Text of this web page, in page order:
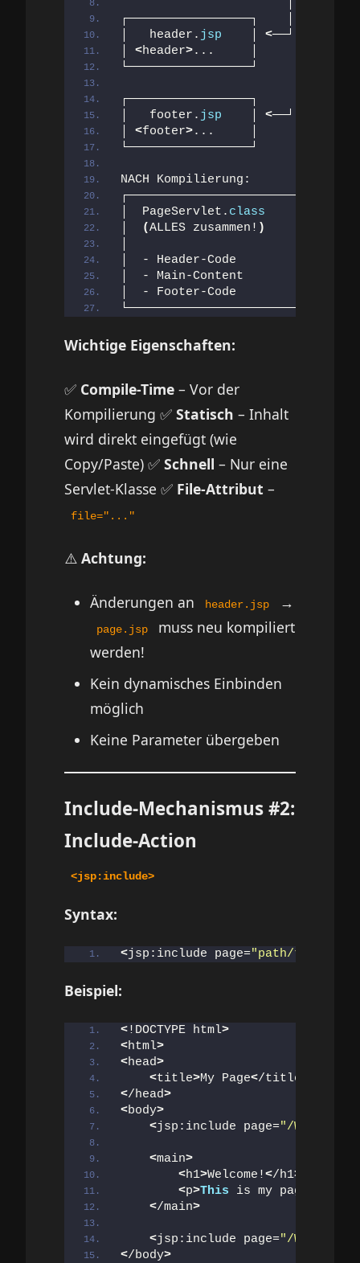
┌─────────────────┐    │
│   header. jsp <──┘
<header>...     │
└─────────────────┘
┌─────────────────┐
│   footer. jsp <──┘
<footer>...     │
└─────────────────┘
NACH Kompilierung:
┌──────────────────────────┐
│  PageServlet. class
(ALLES zusammen! )
│  - Header-Code           │
│  - Main-Content          │
│  - Footer-Code           │
└──────────────────────────┘
Wichtige Eigenschaften:
✅ Compile-Time – Vor der
Kompilierung ✅ Statisch – Inhalt
wird direkt eingefügt (wie
Copy/Paste) ✅ Schnell – Nur eine
Servlet-Klasse ✅ File-Attribut –
file="..."
⚠️ Achtung:
Änderungen an header.jsp →
page.jsp
muss neu kompiliert
werden!
Kein dynamisches Einbinden
möglich
Keine Parameter übergeben
Include-Mechanismus #2:
Include-Action
<jsp:include>
Syntax:
<jsp:include page="path/to/
Beispiel:
<!DOCTYPE html>
<html>
<head>
<title>My Page</title
</head>
<body>
<jsp:include page="/WEB-
<main>
<h1>Welcome!</h1>
<p>This is my page
</main>
<jsp:include page="/WEB-
</body>